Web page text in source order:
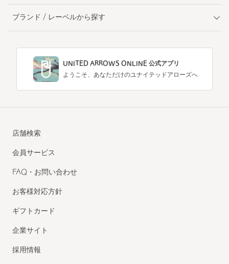
ブランド / レーベルから探す
UNITED ARROWS ONLINE 公式アプリ
ようこそ、あなただけのユナイテッドアローズへ
店舗検索
会員サービス
FAQ・お問い合わせ
お客様対応方針
ギフトカード
企業サイト
採用情報